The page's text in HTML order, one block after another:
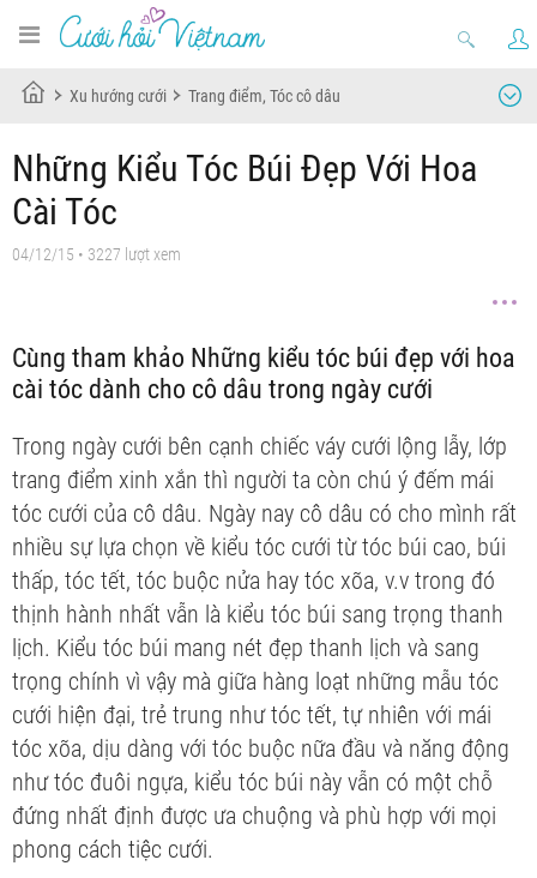
Xu hướng cưới Trang điểm, Tóc cô dâu
Những Kiểu Tóc Búi Đẹp Với Hoa
Cài Tóc
04/12/15 • 3227 lượt xem
Cùng tham khảo Những kiểu tóc búi đẹp với hoa
cài tóc dành cho cô dâu trong ngày cưới
Trong ngày cưới bên cạnh chiếc váy cưới lộng lẫy, lớp
trang điểm xinh xắn thì người ta còn chú ý đếm mái
tóc cưới của cô dâu. Ngày nay cô dâu có cho mình rất
nhiều sự lựa chọn về kiểu tóc cưới từ tóc búi cao, búi
thấp, tóc tết, tóc buộc nửa hay tóc xõa, v.v trong đó
thịnh hành nhất vẫn là kiểu tóc búi sang trọng thanh
lịch. Kiểu tóc búi mang nét đẹp thanh lịch và sang
trọng chính vì vậy mà giữa hàng loạt những mẫu tóc
cưới hiện đại, trẻ trung như tóc tết, tự nhiên với mái
tóc xõa, dịu dàng với tóc buộc nữa đầu và năng động
như tóc đuôi ngựa, kiểu tóc búi này vẫn có một chỗ
đứng nhất định được ưa chuộng và phù hợp với mọi
phong cách tiệc cưới.